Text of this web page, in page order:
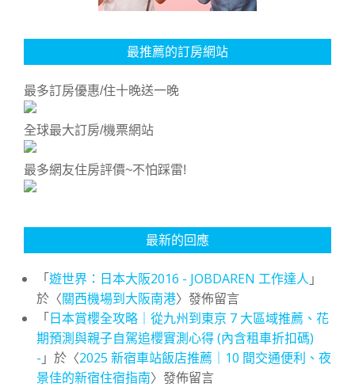
最推薦的訂房網站
最多訂房優惠/住十晚送一晚
全球最大訂房/機票網站
最多網友住房評價~不怕踩雷!
最新的回應
「遊世界：日本大阪2016 - JOBDAREN 工作達人 」
於〈關西機場到大阪南港〉發佈留言
「日本賞櫻全攻略｜從九州到東京 7 大區域推薦、花
期預測與親子自駕追櫻實測心得 (內含租車折扣碼)
- 」於〈2025 新宿車站飯店推薦｜10 間交通便利、夜
景佳的新宿住宿指南〉發佈留言